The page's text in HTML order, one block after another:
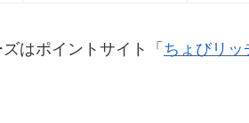
はポイントサイト「ちょびリッ